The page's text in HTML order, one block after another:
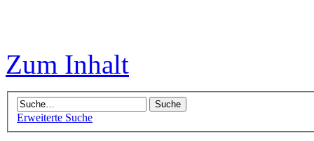
Zum Inhalt
Erweiterte Suche